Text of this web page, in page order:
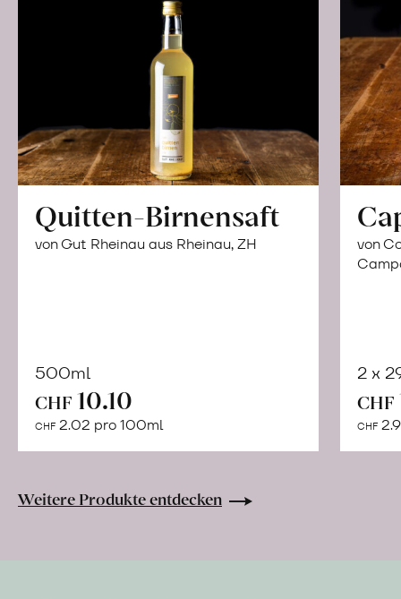
Quitten-Birnensaft
von Gut Rheinau aus Rheinau, ZH
500ml
CHF 10.10
CHF 2.02 pro 100ml
Warenkorb
von
2 x
CHF
CHF
Weitere Produkte entdecken